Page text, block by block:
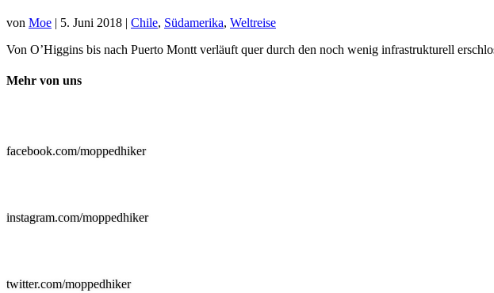
von Moe | 5. Juni 2018 | Chile, Südamerika, Weltreise
Von O’Higgins bis nach Puerto Montt verläuft quer durch den noch wenig infrastrukturell
Mehr von uns
facebook.com/moppedhiker
instagram.com/moppedhiker
twitter.com/moppedhiker